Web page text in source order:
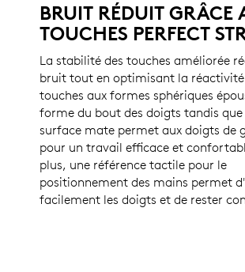
BRUIT RÉDUIT GRÂCE
TOUCHES PERFECT
La stabilité des touches améliorée
bruit tout en optimisant la
touches aux formes sphériques
forme du bout des doigts tandis que
surface mate permet aux doigts de
pour un travail efficace et
plus, une référence tactile pour le
positionnement des mains permet
facilement les doigts et de rester